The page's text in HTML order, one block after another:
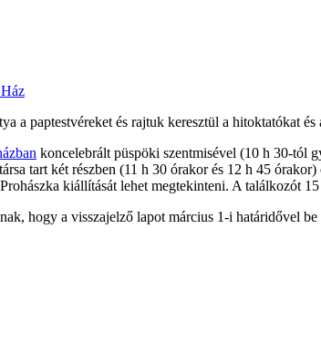
a paptestvéreket és rajtuk keresztül a hitoktatókat
koncelebrált püspöki szentmisével (10 h 30-tól
tart két részben (11 h 30 órakor és 12 h 45
kiállítását lehet megtekinteni. A találkozót
hogy a visszajelző lapot március 1-i határidővel